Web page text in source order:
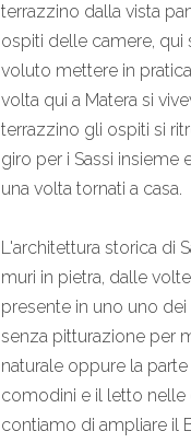
terrazzino dalla vista
ospiti delle camere, qui
voluto mettere in
volta qui a Matera si
terrazzino gli ospiti si
giro per i Sassi insieme
una volta tornati a casa.
L'architettura storica di
muri in pietra, dalle
presente in uno uno
senza pitturazione per
naturale oppure la
comodini e il letto nelle
contiamo di ampliare il